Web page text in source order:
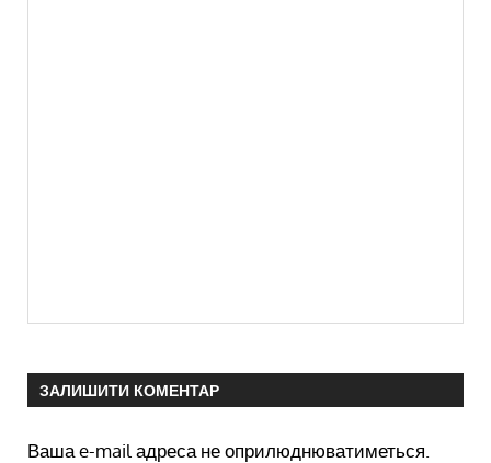
ЗАЛИШИТИ КОМЕНТАР
Ваша e-mail адреса не оприлюднюватиметься.